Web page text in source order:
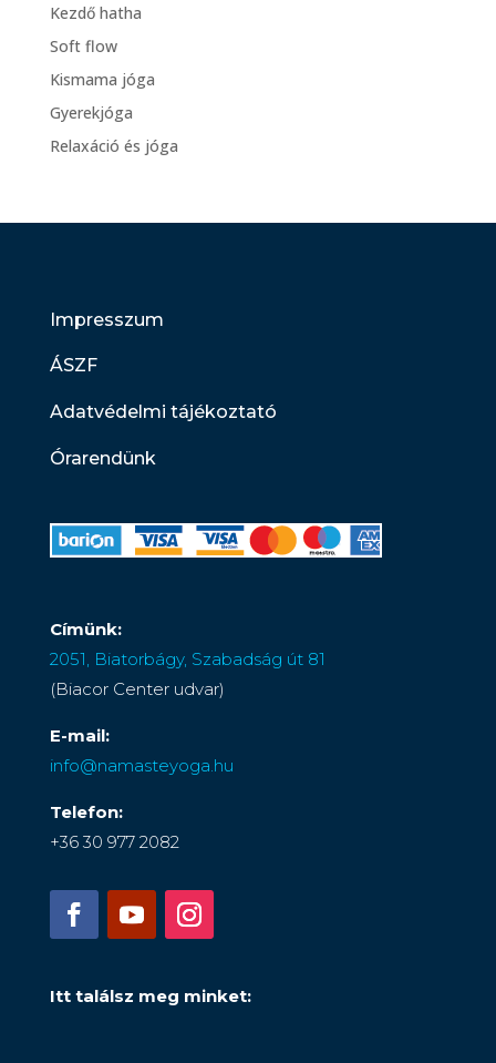
Kezdő hatha
Soft flow
Kismama jóga
Gyerekjóga
Relaxáció és jóga
Impresszum
ÁSZF
Adatvédelmi tájékoztató
Órarendünk
Címünk:
2051, Biatorbágy, Szabadság út 81
(Biacor Center udvar)
E-mail:
info@namasteyoga.hu
Telefon:
+36 30 977 2082
Itt találsz meg minket: